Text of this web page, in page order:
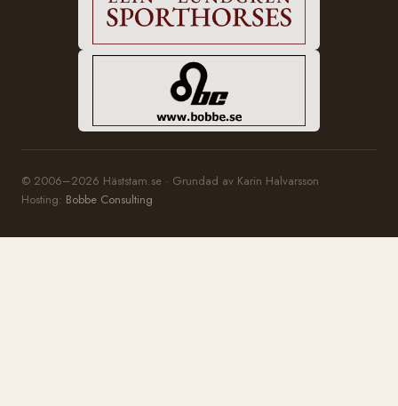
© 2006–2026 Häststam.se · Grundad av Karin Halvarsson
Hosting: Bobbe Consulting